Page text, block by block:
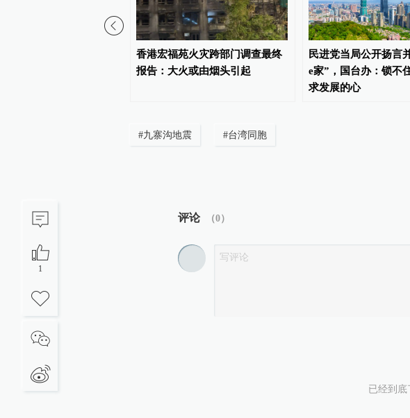
1
香港宏福苑火灾跨部门调查最终
报告：大火或由烟头引起
民进党当局公开扬言
e家”，国台办：锁不
求发展的心
#九寨沟地震 #台湾同胞
评论 （0）
已经到底